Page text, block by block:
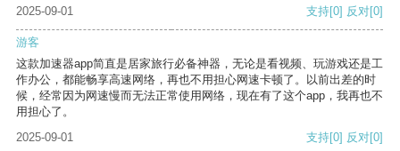
2025-09-01 支持[0] 反对[0]
游客
这款加速器app简直是居家旅行必备神器，无论是看视频、玩游戏还是工
作办公，都能畅享高速网络，再也不用担心网速卡顿了。以前出差的时
候，经常因为网速慢而无法正常使用网络，现在有了这个app，我再也不
用担心了。
2025-09-01
支持[0] 反对[0]